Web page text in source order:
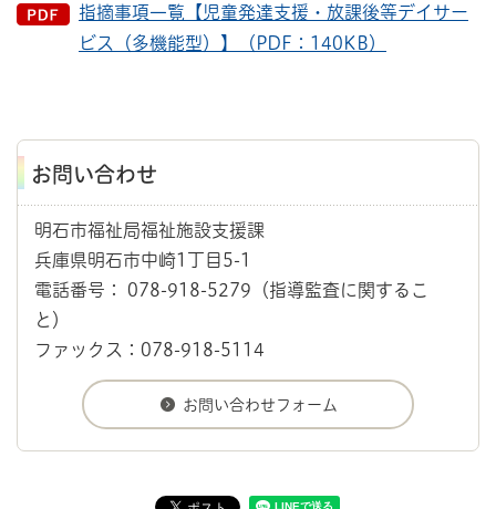
指摘事項一覧【児童発達支援・放課後等デイサー
ビス（多機能型）】（PDF：140KB）
お問い合わせ
明石市福祉局福祉施設支援課
兵庫県明石市中崎1丁目5-1
電話番号： 078-918-5279（指導監査に関するこ
と）
ファックス：078-918-5114